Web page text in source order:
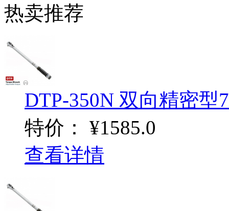
热卖推荐
DTP-350N 双向精密型
特价：
¥1585.0
查看详情